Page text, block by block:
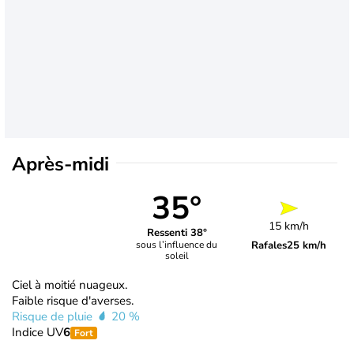
Après-midi
35°
Ressenti 38°
sous l’influence du
soleil
15 km/h
Rafales25 km/h
Ciel à moitié nuageux.
Faible risque d'averses.
Risque de pluie
20 %
Indice UV6 Fort